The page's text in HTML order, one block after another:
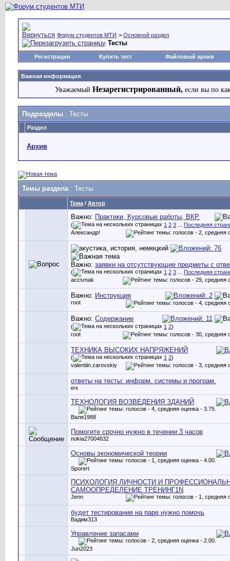
Форум студентов МТИ > Основной раздел
Тесты
Регистрация Купить тест Файловый архив
Важная информация
Уважаемый Незарегистрированный, если вы по
Подразделы : Тесты
Раздел
Архив
Темы раздела: Тесты
Тема / Автор
Важно: Практики, Курсовые работы, ВКР.
( 1 2 3
Последняя
Александр!
Важно: заявки на отсутствующие предметы с
( 1 2 3
Последняя
accsmak
Важно: Инструкция
root
Важно: Содержание
( 1 2)
root
ТЕХНИКА ВЫСОКИХ НАПРЯЖЕНИЙ
( 1 2)
valentiin.zarovskiy
ответы на тесты: информ. системы и програм.
кгк
ТЕХНОЛОГИЯ ВОЗВЕДЕНИЯ ЗДАНИЙ
Валя1988
Помогите срочно нужно в течении 3 часов
nokia27004632
Основы экономической теории
Sporert
ПСИХОЛОГИЯ ЛИЧНОСТИ И
САМООПРЕДЕЛЕНИЕ ТРЕНИНГ1N
Jenn
будет тестирование на паре нужно помочь
Вадим313
Управление запасами
Jun2023